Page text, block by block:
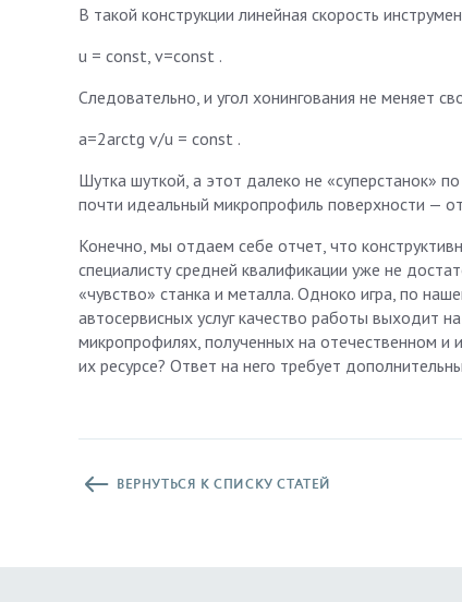
В такой конструкции линейная скорость
u = const, v=const .
Следовательно, и угол хонингования не меняет
a=2arctg v/u = const .
Шутка шуткой, а этот далеко не «суперстанок»
почти идеальный микропрофиль поверхности —
Конечно, мы отдаем себе отчет, что
специалисту средней квалификации уже не
«чувство» станка и металла. Одноко игра, по
автосервисных услуг качество работы выходит
микропрофилях, полученных на отечественном
их ресурсе? Ответ на него требует
ВЕРНУТЬСЯ К СПИСКУ СТАТЕЙ